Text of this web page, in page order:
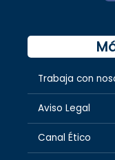
Trabaja con
Aviso Legal
Canal Ético